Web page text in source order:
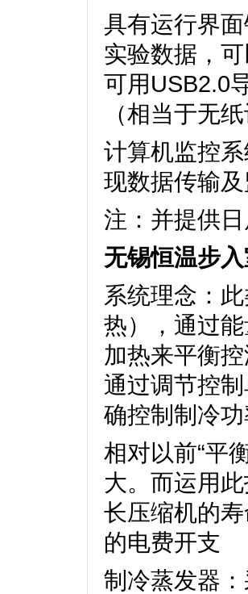
具有运行界面
实验数据，
可用USB2.0
（相当于无
计算机监控系
现数据传输及
注：并提供
无锡恒温步
系统理念
热），通
加热来平衡控
通过调节控制
确控制制冷功
相对以前“平
大。而运
长压缩机的寿
的电费开支
制冷蒸发器